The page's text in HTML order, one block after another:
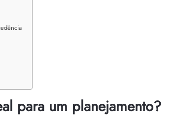
para um planejamento?